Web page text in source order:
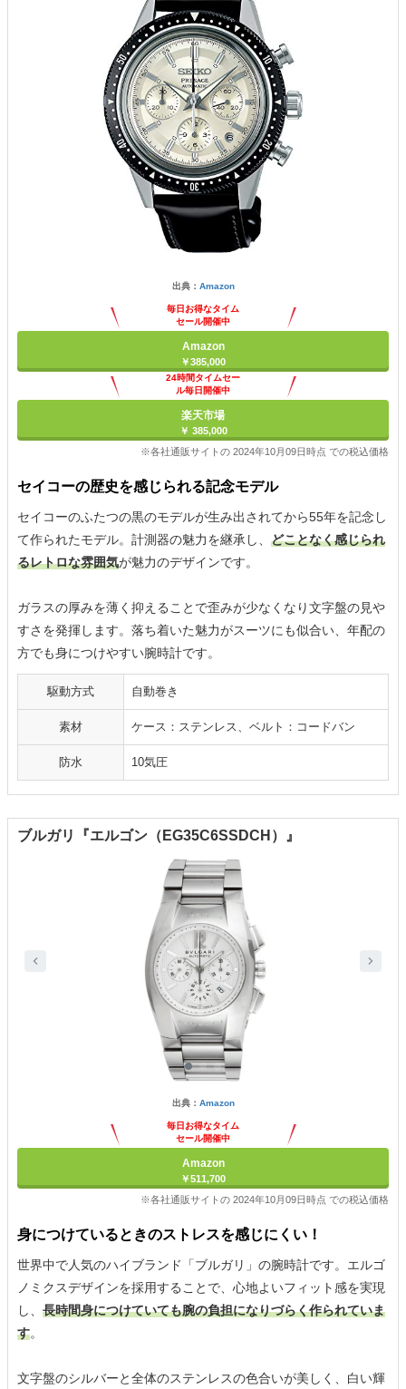
出典： Amazon
毎日お得なタイム
セール開催中
Amazon
￥385,000
24時間タイムセー
ル毎日開催中
楽天市場
￥ 385,000
※各社通販サイトの 2024年10月09日時点 での税込価格
セイコーの歴史を感じられる記念モデル
セイコーのふたつの黒のモデルが生み出されてから55年を記念し
て作られたモデル。計測器の魅力を継承し、 どことなく感じられ
るレトロな雰囲気が魅力のデザインです。
ガラスの厚みを薄く抑えることで歪みが少なくなり文字盤の見や
すさを発揮します。落ち着いた魅力がスーツにも似合い、年配の
方でも身につけやすい腕時計です。
駆動方式 自動巻き
素材 ケース：ステンレス、ベルト：コードバン
防水 10気圧
ブルガリ『エルゴン（EG35C6SSDCH）』
出典： Amazon
毎日お得なタイム
セール開催中
Amazon
￥511,700
※各社通販サイトの 2024年10月09日時点 での税込価格
身につけているときのストレスを感じにくい！
世界中で人気のハイブランド「ブルガリ」の腕時計です。エルゴ
ノミクスデザインを採用することで、心地よいフィット感を実現
し、 長時間身につけていても腕の負担になりづらく作られていま
す。
文字盤のシルバーと全体のステンレスの色合いが美しく、白い輝